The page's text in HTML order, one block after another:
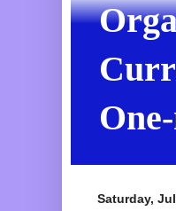
Saturday,